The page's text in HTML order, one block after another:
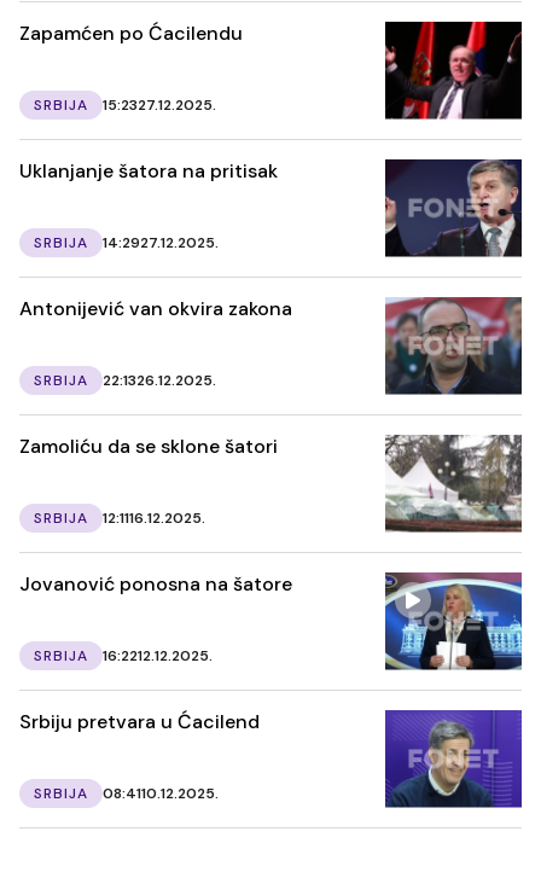
Zapamćen po Ćacilendu
SRBIJA 15:2327.12.2025.
Uklanjanje šatora na pritisak
SRBIJA 14:2927.12.2025.
Antonijević van okvira zakona
SRBIJA 22:1326.12.2025.
Zamoliću da se sklone šatori
SRBIJA 12:1116.12.2025.
Jovanović ponosna na šatore
SRBIJA 16:2212.12.2025.
Srbiju pretvara u Ćacilend
SRBIJA 08:4110.12.2025.